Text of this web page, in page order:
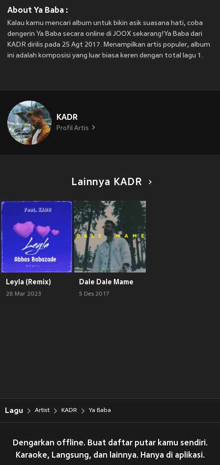
About Ya Baba :
Kalau kamu mencari album untuk bikin asik suasana hati, coba
dengerin Ya Baba secara online di JOOX sekarang!Ya Baba dari
KADR dirilis pada 25 Agt 2017. Menampilkan artis populer, album
ini adalah komposisi yang luar biasa keren dengan total lagu 1.
KADR
Profil Artis
Lainnya KADR
Leyla (Remix)
28 Mar 2023
Dale Dale Mame
5 Des 2017
Lagu Artist KADR Ya Baba
Dengarkan offline. Buat daftar putar kamu sendiri.
Karaoke, Langsung, dan lainnya. Hanya di aplikasi.